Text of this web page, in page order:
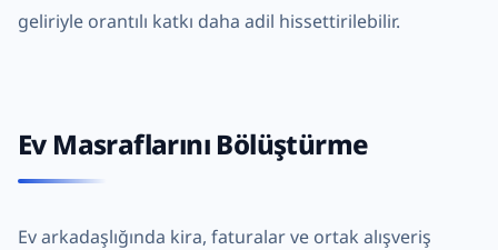
geliriyle orantılı katkı daha adil hissettirilebilir.
Ev Masraflarını Bölüştürme
Ev arkadaşlığında kira, faturalar ve ortak alışveriş